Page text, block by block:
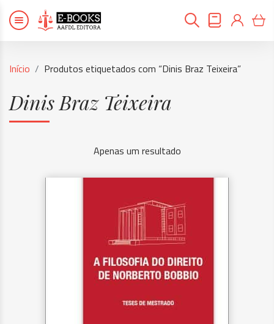
Início Produtos etiquetados com “Dinis Braz Teixeira”
Dinis Braz Teixeira
Apenas um resultado